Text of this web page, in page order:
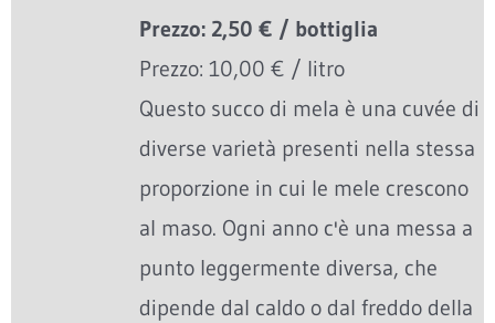
Prezzo: 2,50 € / bottiglia
Prezzo: 10,00 € / litro
Questo succo di mela è una cuvée di
diverse varietà presenti nella stessa
proporzione in cui le mele crescono
al maso. Ogni anno c'è una messa a
punto leggermente diversa, che
dipende dal caldo o dal freddo della